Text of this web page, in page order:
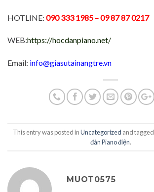
HOTLINE: 090 333 1985 – 09 87 87 0217
WEB:https://hocdanpiano.net/
Email: info@giasutainangtre.vn
This entry was posted inUncategorized and tagged
đàn Piano điện.
MUOT0575